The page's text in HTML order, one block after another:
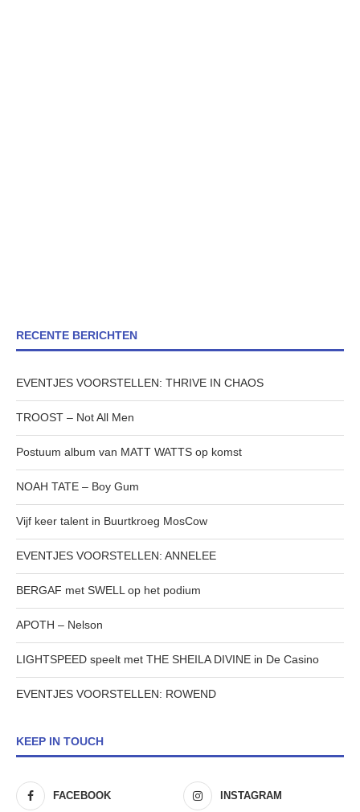
RECENTE BERICHTEN
EVENTJES VOORSTELLEN: THRIVE IN CHAOS
TROOST – Not All Men
Postuum album van MATT WATTS op komst
NOAH TATE – Boy Gum
Vijf keer talent in Buurtkroeg MosCow
EVENTJES VOORSTELLEN: ANNELEE
BERGAF met SWELL op het podium
APOTH – Nelson
LIGHTSPEED speelt met THE SHEILA DIVINE in De Casino
EVENTJES VOORSTELLEN: ROWEND
KEEP IN TOUCH
FACEBOOK INSTAGRAM